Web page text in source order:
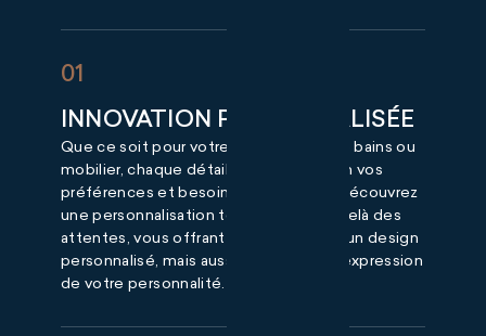
01
INNOVATION PERSONNALISÉE
Que ce soit pour votre cuisine, salle de bains ou
mobilier, chaque détail est pensé selon vos
préférences et besoins spécifiques. Découvrez
une personnalisation totale qui va au-delà des
attentes, vous offrant non seulement un design
personnalisé, mais aussi une véritable expression
de votre personnalité.